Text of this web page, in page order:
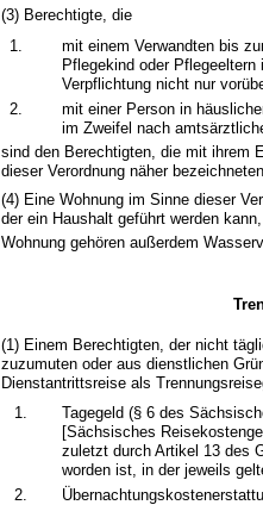
(3) Berechtigte, die
1.
mit einem Verwandten bis
Pflegekind oder
Verpflichtung nicht nur
2.
mit einer Person in
im Zweifel nach
sind den Berechtigten, die mit ihrem
dieser Verordnung näher
(4) Eine Wohnung im Sinne dieser
der ein Haushalt geführt werden
Wohnung gehören außerdem
(1) Einem Berechtigten, der nicht
zuzumuten oder aus dienstlichen
Dienstantrittsreise als
1.
Tagegeld (§ 6 des
[Sächsisches
zuletzt durch Artikel 13 des
worden ist, in der jeweils
2.